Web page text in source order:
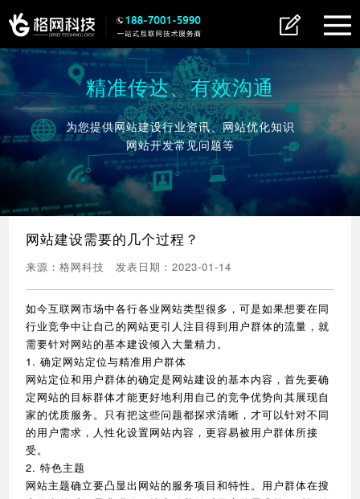
精准传达、有效沟通
为您提供网站建设行业资讯、网站优化知识
网站开发常见问题等
网站建设需要的几个过程？
来源：格网科技 发表日期：2023-01-14
如今互联网市场中各行各业网站类型很多，可是如果想要在同
行业竞争中让自己的网站更引人注目得到用户群体的流量，就
需要针对网站的基本建设倾入大量精力。
1. 确定网站定位与精准用户群体
网站定位和用户群体的确定是网站建设的基本内容，首先要确
定网站的目标群体才能更好地利用自己的竞争优势向其展现自
家的优质服务。只有把这些问题都探求清晰，才可以针对不同
的用户需求，人性化设置网站内容，更容易被用户群体所接
受。
2. 特色主题
网站主题确立要凸显出网站的服务项目和特性。用户群体在搜